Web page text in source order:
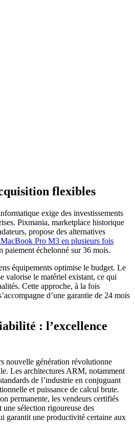
flexibles
exige des investissements
Pixmania, marketplace historique
propose des alternatives
MacBook Pro M3 en plusieurs fois
paiement échelonné sur 36 mois.
équipements optimise le budget. Le
valorise le matériel existant, ce qui
Cette approche, à la fois
d’une garantie de 24 mois
: l’excellence
nouvelle génération révolutionne
Les architectures ARM, notamment
de l’industrie en conjuguant
et puissance de calcul brute.
permanente, les vendeurs certifiés
sélection rigoureuse des
garantit une productivité certaine aux